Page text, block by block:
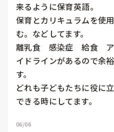
来るように保育英語。
保育とカリキュラムを使
む。などしてます。
離乳食　感染症　給食　
イドラインがあるので余
す。
どれも子どもたちに役に
できる時にしてます。
06/06